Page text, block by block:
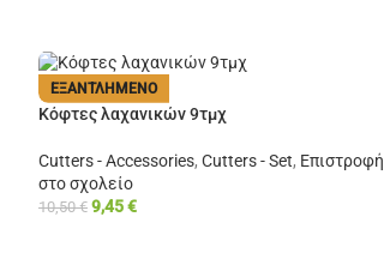
ΕΞΑΝΤΛΗΜΈΝΟ
Κόφτες λαχανικών 9τμχ
Cutters - Accessories, Cutters - Set, Επιστροφή
στο σχολείο
10,50€ 9,45€